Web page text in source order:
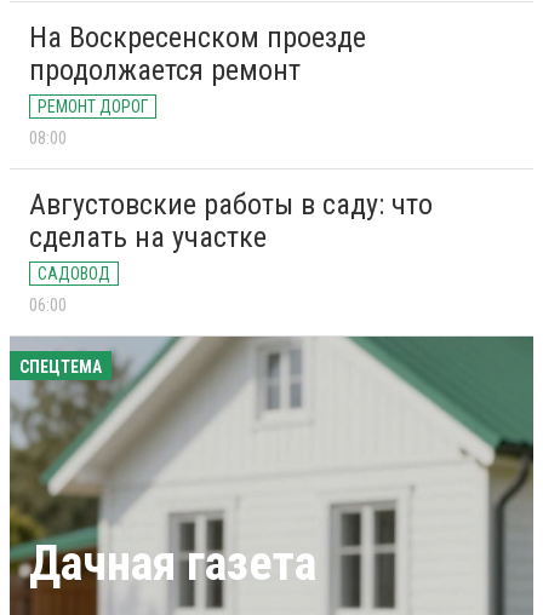
На Воскресенском проезде
продолжается ремонт
РЕМОНТ ДОРОГ
08:00
Августовские работы в саду: что
сделать на участке
САДОВОД
06:00
СПЕЦТЕМА
Дачная газета